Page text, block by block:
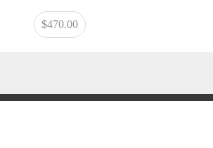
$470.00